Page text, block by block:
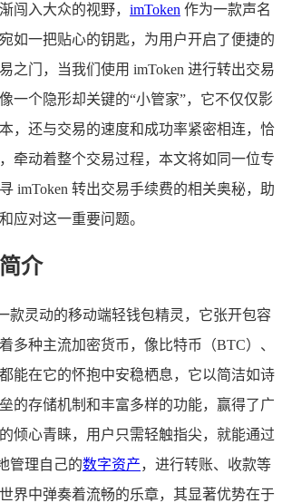
闯入大众的视野， imToken 作为一款声名
如一把贴心的钥匙，为用户开启了便捷的
之门，当我们使用 imToken 进行转出交易
一个隐形却关键的“小管家”，它不仅仅影
，还与交易的速度和成功率紧密相连，恰
牵动着整个交易过程，本文将如同一位专
imToken 转出交易手续费的相关奥秘，助
应对这一重要问题。
介
款灵动的移动端轻钱包精灵，它张开包容
多种主流加密货币，像比特币（BTC）、
能在它的怀抱中安稳栖息，它以简洁如诗
的存储机制和丰富多样的功能，赢得了广
倾心青睐，用户只需轻触指尖，就能通过
管理自己的数字资产，进行转账、收款等
界中弹奏着流畅的乐章，其显著优势在于